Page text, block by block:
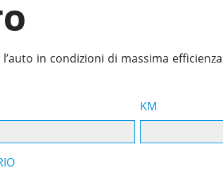
in condizioni di massima
KM